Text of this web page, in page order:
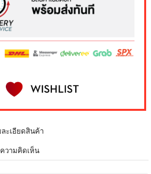
ละเอียดสินค้า
วามคิดเห็น